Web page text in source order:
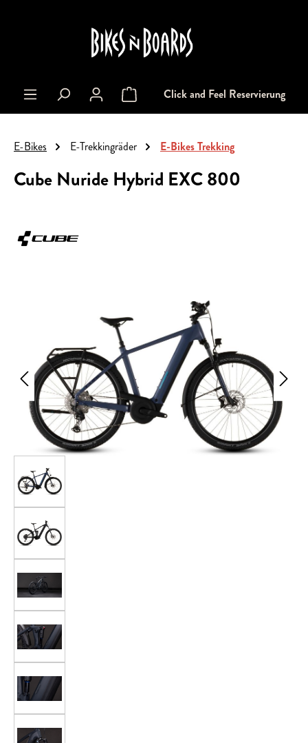
Warenkorb enthält 0 Positionen. Der
Click and Feel Reservierung
E-Bikes E-Trekkingräder E-Bikes Trekking
Cube Nuride Hybrid EXC 800